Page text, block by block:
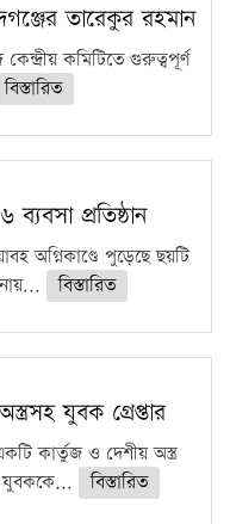
তারেকুর রহমান
কমিটিতে গুরুত্বপূর্ণ
বিস্তারিত
প্রতিষ্ঠান
অগ্নিকাণ্ডে পুড়েছে ছয়টি
বিস্তারিত
যুবক গ্রেপ্তার
কার্তুজ ও দেশীয় অস্ত্র
যুবককে...
বিস্তারিত